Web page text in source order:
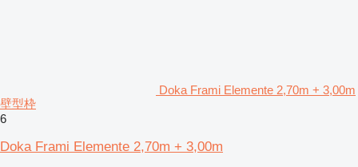
Doka Frami Elemente 2,70m + 3,00m
壁型枠
6
Doka Frami Elemente 2,70m + 3,00m